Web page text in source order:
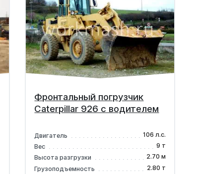
Фронтальный погрузчик
Caterpillar 926 с водителем
Двигатель
106 л.с.
Вес
9 т
Высота разгрузки
2.70 м
Грузоподъемность
2.80 т